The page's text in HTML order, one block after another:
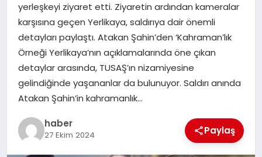
yerleşkeyi ziyaret etti. Ziyaretin ardından kameralar
karşısına geçen Yerlikaya, saldırıya dair önemli
detayları paylaştı. Atakan Şahin’den ‘Kahraman’lık
Örneği Yerlikaya’nın açıklamalarında öne çıkan
detaylar arasında, TUSAŞ’ın nizamiyesine
gelindiğinde yaşananlar da bulunuyor. Saldırı anında
Atakan Şahin’in kahramanlık…
haber
27 Ekim 2024 Paylaş